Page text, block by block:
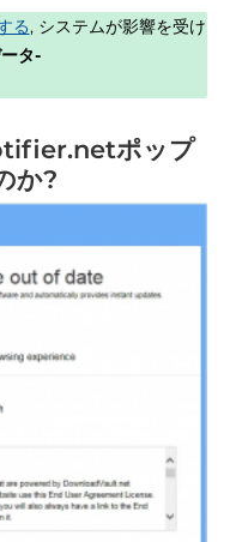
る, システムが影響を受け
タ-
ポップ
か?